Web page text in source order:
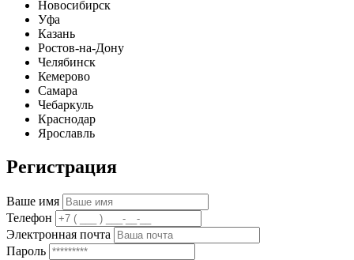
Новосибирск
Уфа
Казань
Ростов-на-Дону
Челябинск
Кемерово
Самара
Чебаркуль
Краснодар
Ярославль
Регистрация
Ваше имя
Телефон
Электронная почта
Пароль